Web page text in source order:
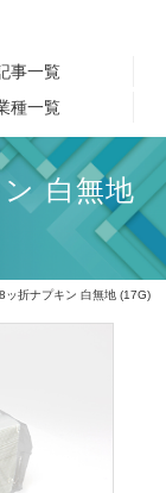
事一覧
種一覧
白無地
折ナプキン 白無地 (17G)